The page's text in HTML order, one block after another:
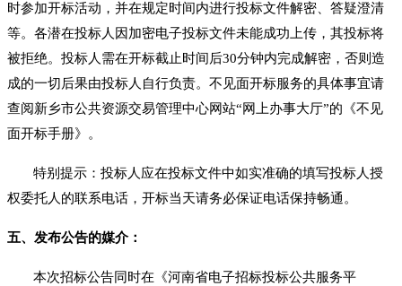
时参加开标活动，并在规定时间内进行投标文件解密、答疑澄清
等。各潜在投标人因加密电子投标文件未能成功上传，其投标将
被拒绝。投标人需在开标截止时间后30分钟内完成解密，否则造
成的一切后果由投标人自行负责。不见面开标服务的具体事宜请
查阅新乡市公共资源交易管理中心网站“网上办事大厅”的《不见
面开标手册》。
特别提示：投标人应在投标文件中如实准确的填写投标人授
权委托人的联系电话，开标当天请务必保证电话保持畅通。
五、发布公告的媒介：
本次招标公告同时在《河南省电子招标投标公共服务平